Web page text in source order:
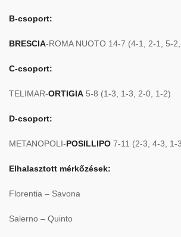
B-csoport:
BRESCIA-ROMA NUOTO 14-7 (4-1, 2-1, 5-
C-csoport:
TELIMAR-ORTIGIA 5-8 (1-3, 1-3, 2-0, 1-2)
D-csoport:
METANOPOLI-POSILLIPO 7-11 (2-3, 4-3, 1-
Elhalasztott mérkőzések:
Florentia – Savona
Salerno – Quinto